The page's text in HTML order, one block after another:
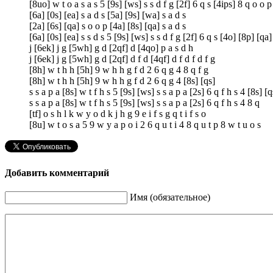
[8uo] w t o a s a s 5 [9s] [ws] s s d f g [2f] 6 q s [4ips] 8 q o o p
[6a] [0s] [ea] s a d s [5a] [9s] [wa] s a d s
[2a] [6s] [qa] s o o p [4a] [8s] [qa] s a d s
[6a] [0s] [ea] s s d s 5 [9s] [ws] s s d f g [2f] 6 q s [4o] [8p] [qa]
j [6ek] j g [5wh] g d [2qf] d [4qo] p a s d h
j [6ek] j g [5wh] g d [2qf] d f d [4qf] d f d f d f g
[8h] w t h h [5h] 9 w h h g f d 2 6 q g 4 8 q f g
[8h] w t h h [5h] 9 w h h g f d 2 6 q g 4 [8s] [qs]
s s a p a [8s] w t f h s 5 [9s] [ws] s s a p a [2s] 6 q f h s 4 [8s]
s s a p a [8s] w t f h s 5 [9s] [ws] s s a p a [2s] 6 q f h s 4 8 q
[tf] o s h l k w y o d k j h g 9 e i f s g q t i f s o
[8u] w t o s a 5 9 w y a p o i 2 6 q u t i 4 8 q u t p 8 w t u o s
Добавить комментарий
Имя (обязательное)